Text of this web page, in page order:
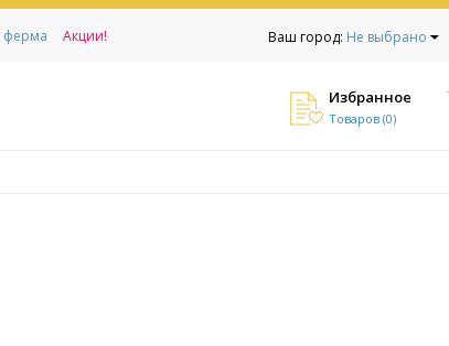
Ваш город: Не выбрано
Акции!
Избранное
Товаров (0)